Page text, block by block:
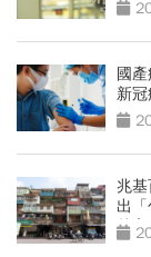
國
新
兆
出
越高